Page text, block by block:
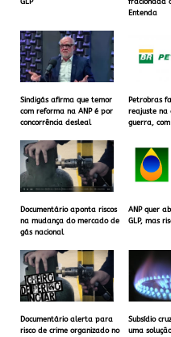
GLP
fracionada
Entenda
Sindigás afirma que temor
com reforma na ANP é por
concorrência desleal
Petrobras
reajuste na
guerra,
Documentário aponta riscos
na mudança do mercado de
gás nacional
ANP quer
GLP, mas
Documentário alerta para
risco de crime organizado no
Subsídio
uma